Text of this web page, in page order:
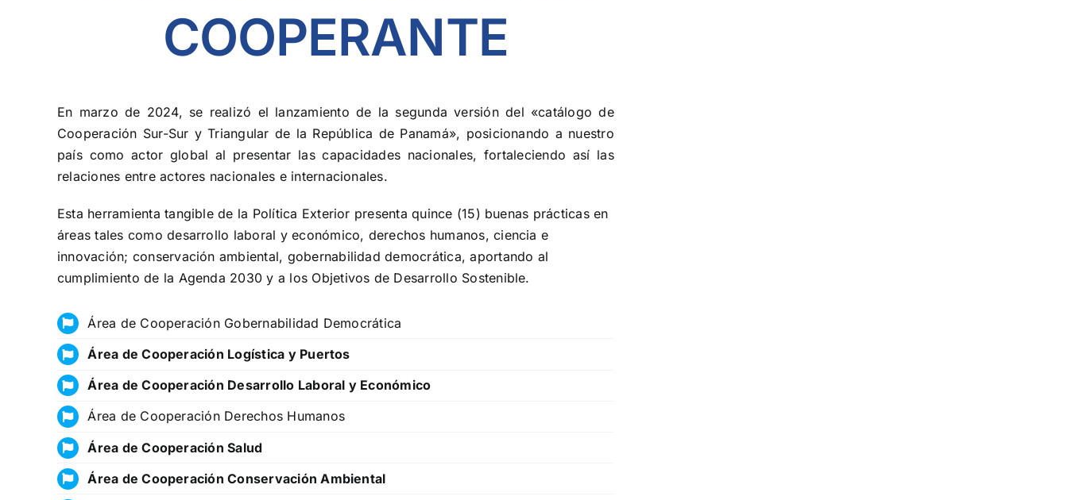
COOPERANTE
En marzo de 2024, se realizó el lanzamiento de la segunda versión del «catálogo de
Cooperación Sur-Sur y Triangular de la República de Panamá», posicionando a nuestro
país como actor global al presentar las capacidades nacionales, fortaleciendo así las
relaciones entre actores nacionales e internacionales.
Esta herramienta tangible de la Política Exterior presenta quince (15) buenas prácticas en
áreas tales como desarrollo laboral y económico, derechos humanos, ciencia e
innovación; conservación ambiental, gobernabilidad democrática, aportando al
cumplimiento de la Agenda 2030 y a los Objetivos de Desarrollo Sostenible.
Área de Cooperación Gobernabilidad Democrática
Área de Cooperación Logística y Puertos
Área de Cooperación Desarrollo Laboral y Económico
Área de Cooperación Derechos Humanos
Área de Cooperación Salud
Área de Cooperación Conservación Ambiental